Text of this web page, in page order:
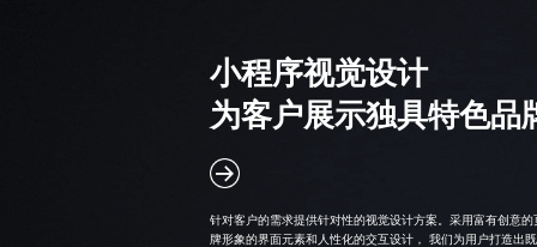
小程序视觉设计
为客户展示独具特色品
针对客户的需求提供针对性的视觉设计方案。采用富有创意
牌形象的界面元素和人性化的交互设计， 我们为用户打造出